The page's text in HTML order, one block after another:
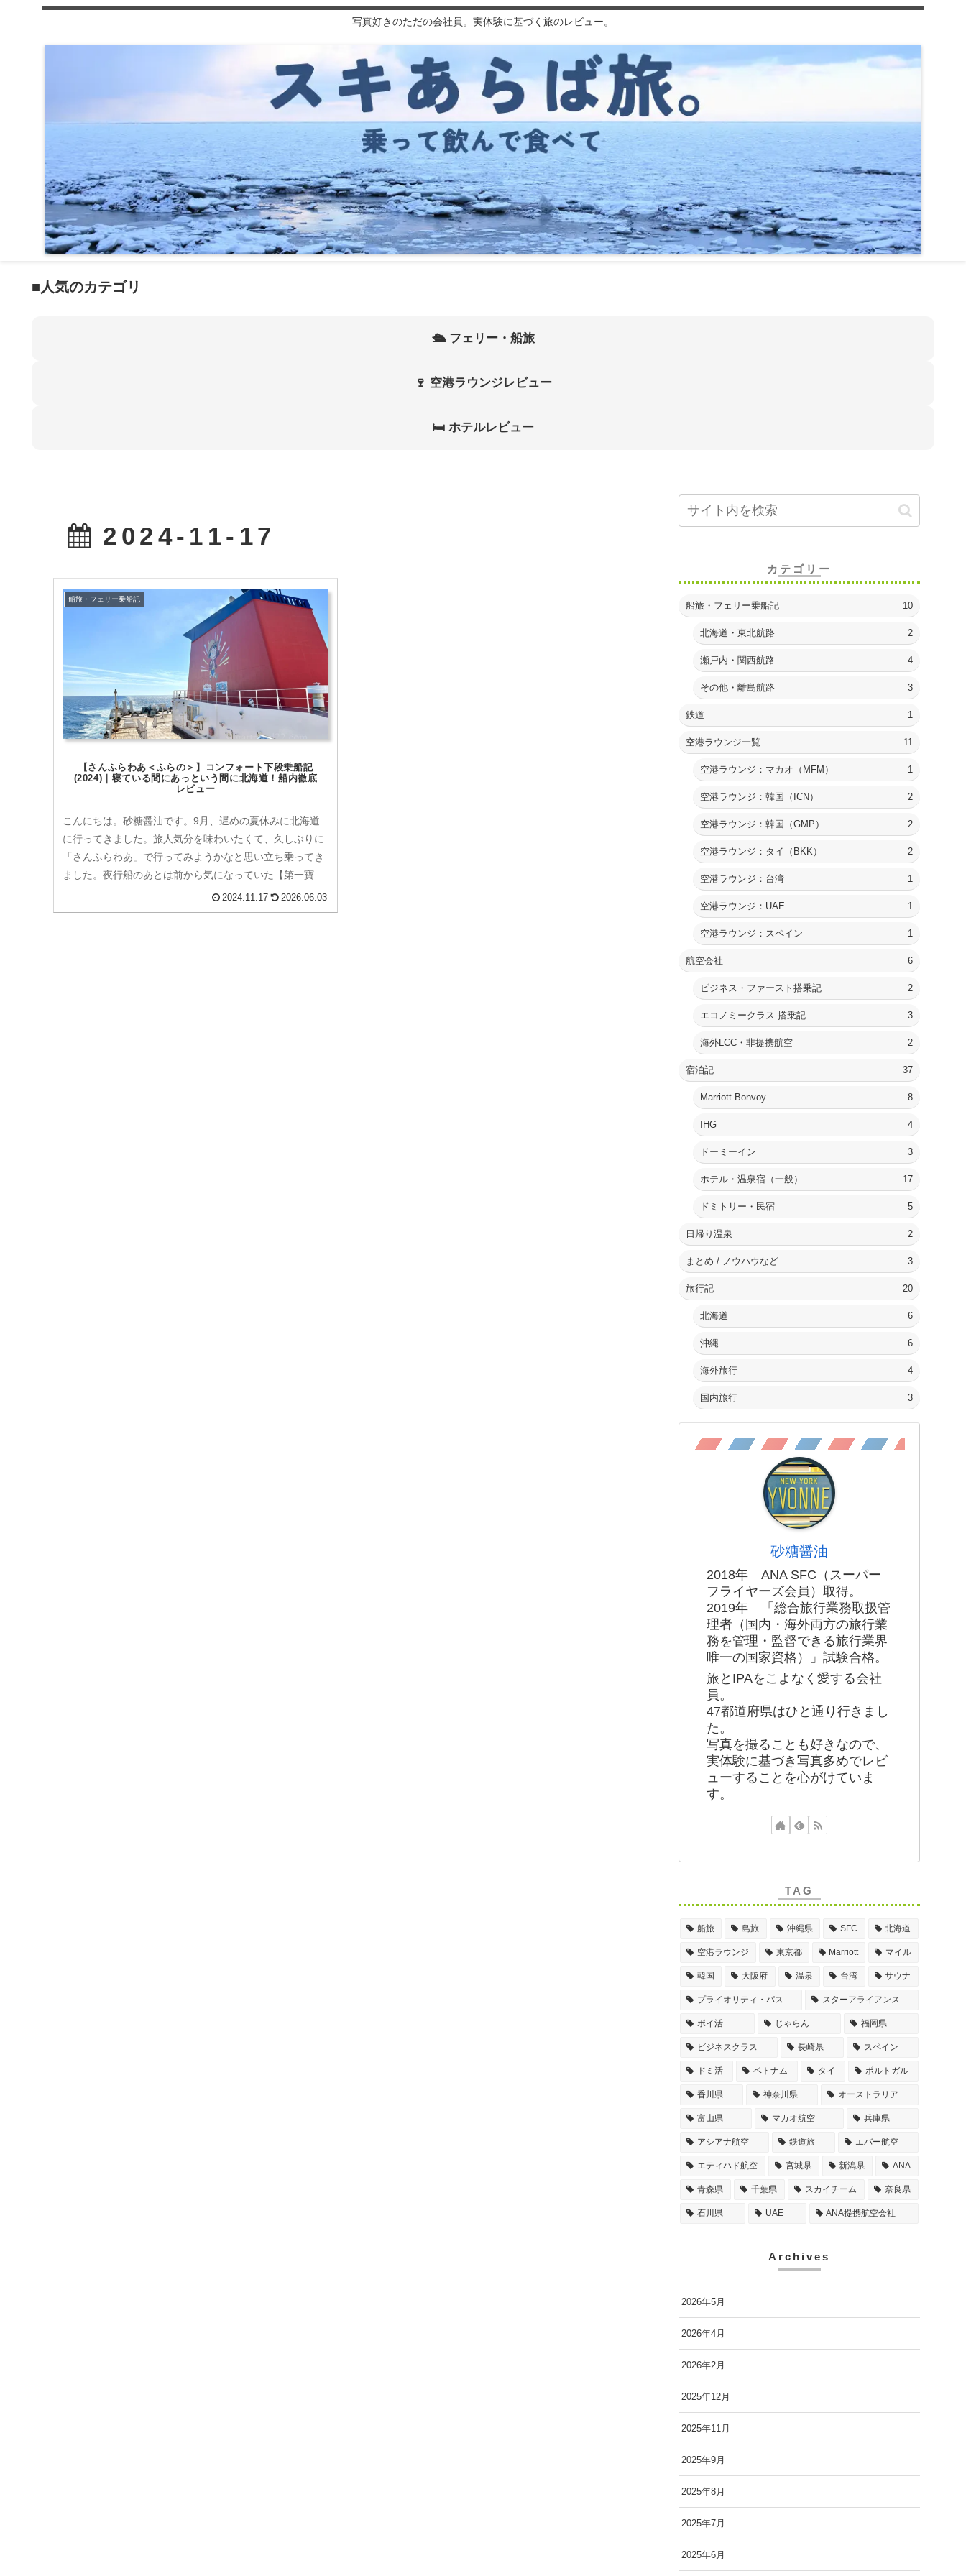
写真好きのただの会社員。実体験に基づく旅のレビュー。
■人気のカテゴリ
🛳 フェリー・船旅
🍷 空港ラウンジレビュー
🛏 ホテルレビュー
2024-11-17
船旅・フェリー乗船記
【さんふらわあ＜ふらの＞】コンフォート下段乗船記
(2024)｜寝ている間にあっという間に北海道！船内徹底
レビュー
こんにちは。砂糖醤油です。9月、遅めの夏休みに北海道
に行ってきました。旅人気分を味わいたくて、久しぶりに
「さんふらわあ」で行ってみようかなと思い立ち乗ってき
ました。夜行船のあとは前から気になっていた【第一寶亭
留】に。船内泊からの大人向けのお...2024.11.17 2026.06.03
カテゴリー
船旅・フェリー乗船記 10
北海道・東北航路 2
瀬戸内・関西航路 4
その他・離島航路 3
鉄道 1
空港ラウンジ一覧 11
空港ラウンジ：マカオ（MFM） 1
空港ラウンジ：韓国（ICN） 2
空港ラウンジ：韓国（GMP） 2
空港ラウンジ：タイ（BKK） 2
空港ラウンジ：台湾 1
空港ラウンジ：UAE 1
空港ラウンジ：スペイン 1
航空会社 6
ビジネス・ファースト搭乗記 2
エコノミークラス 搭乗記 3
海外LCC・非提携航空 2
宿泊記 37
Marriott Bonvoy 8
IHG 4
ドーミーイン 3
ホテル・温泉宿（一般） 17
ドミトリー・民宿 5
日帰り温泉 2
まとめ / ノウハウなど 3
旅行記 20
北海道 6
沖縄 6
海外旅行 4
国内旅行 3
砂糖醤油
2018年 ANA SFC（スーパー
フライヤーズ会員）取得。
2019年 「総合旅行業務取扱管
理者（国内・海外両方の旅行業
務を管理・監督できる旅行業界
唯一の国家資格）」試験合格。
旅とIPAをこよなく愛する会社
員。
47都道府県はひと通り行きまし
た。
写真を撮ることも好きなので、
実体験に基づき写真多めでレビ
ューすることを心がけていま
す。
TAG
船旅 島旅 沖縄県 SFC 北海道
空港ラウンジ 東京都 Marriott マイル
韓国 大阪府 温泉 台湾 サウナ
プライオリティ・パス スターアライアンス
ポイ活 じゃらん 福岡県
ビジネスクラス 長崎県 スペイン
ドミ活 ベトナム タイ ポルトガル
香川県 神奈川県 オーストラリア
富山県 マカオ航空 兵庫県
アシアナ航空 鉄道旅 エバー航空
エティハド航空 宮城県 新潟県 ANA
青森県 千葉県 スカイチーム 奈良県
石川県 UAE ANA提携航空会社
Archives
2026年5月
2026年4月
2026年2月
2025年12月
2025年11月
2025年9月
2025年8月
2025年7月
2025年6月